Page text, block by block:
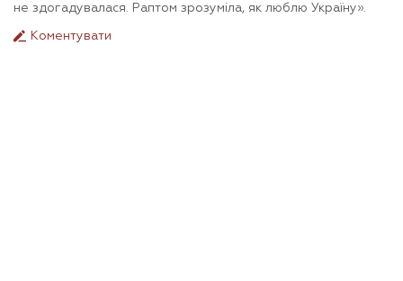
не здогадувалася. Раптом зрозуміла, як люблю Україну».
Коментувати